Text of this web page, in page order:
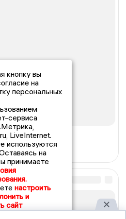
кнопку вы
на
персональных
сервиса
LiveInternet.
используются
на
принимаете
настроить
и
сайт